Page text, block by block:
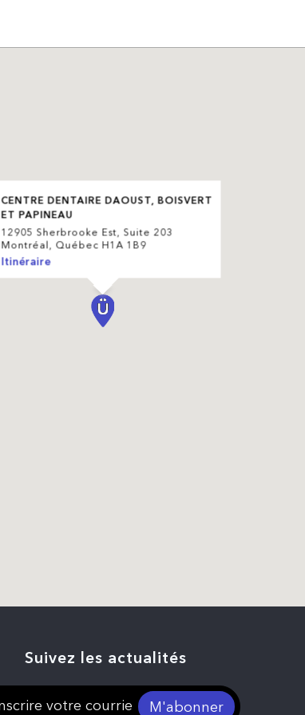
CENTRE DENTAIRE DAOUST, BOISVERT
ET PAPINEAU
12905 Sherbrooke Est, Suite 203
Montréal, Québec H1A 1B9
Itinéraire
Suivez les actualités
M'abonner